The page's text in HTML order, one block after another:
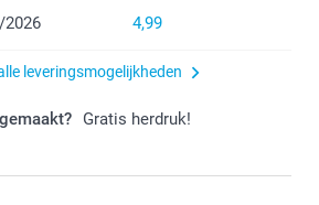
2026 4,99
leveringsmogelijkheden
Gratis herdruk!